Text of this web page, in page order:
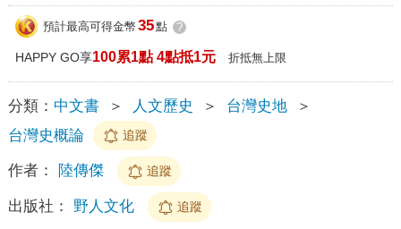
預計最高可得金幣 35點 ?
HAPPY GO享100累1點 4點抵1元 折抵無上限
分類： 中文書 ＞ 人文歷史 ＞ 台灣史地
＞
台灣史概論
追蹤
作者： 陸傳傑 追蹤
出版社： 野人文化 追蹤